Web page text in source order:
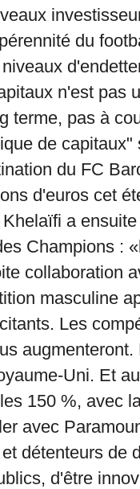
du
n'est pas
terme, pas à
de capitaux"
du FC
d'euros cet
a
Champions :
collaboration
masculine
Les
Uni. Et
150 %, avec
avec
détenteurs de
d'être